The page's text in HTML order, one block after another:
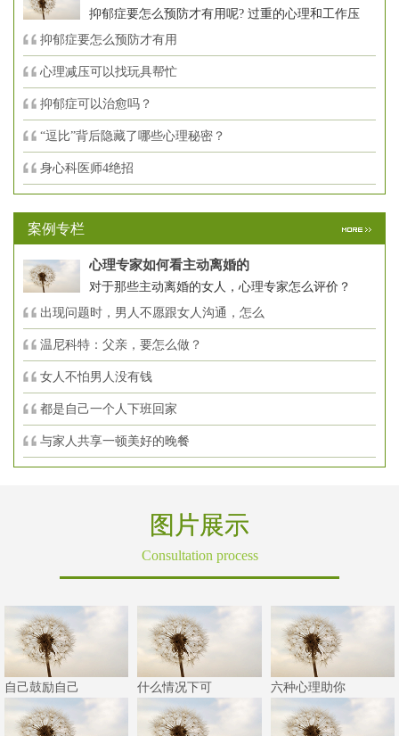
抑郁症要怎么预防才有用呢? 过重的心理和工作压
抑郁症要怎么预防才有用
心理减压可以找玩具帮忙
抑郁症可以治愈吗？
“逗比”背后隐藏了哪些心理秘密？
身心科医师4绝招
案例专栏
心理专家如何看主动离婚的
对于那些主动离婚的女人，心理专家怎么评价？
出现问题时，男人不愿跟女人沟通，怎么
温尼科特：父亲，要怎么做？
女人不怕男人没有钱
都是自己一个人下班回家
与家人共享一顿美好的晚餐
图片展示
Consultation process
自己鼓励自己 什么情况下可 六种心理助你